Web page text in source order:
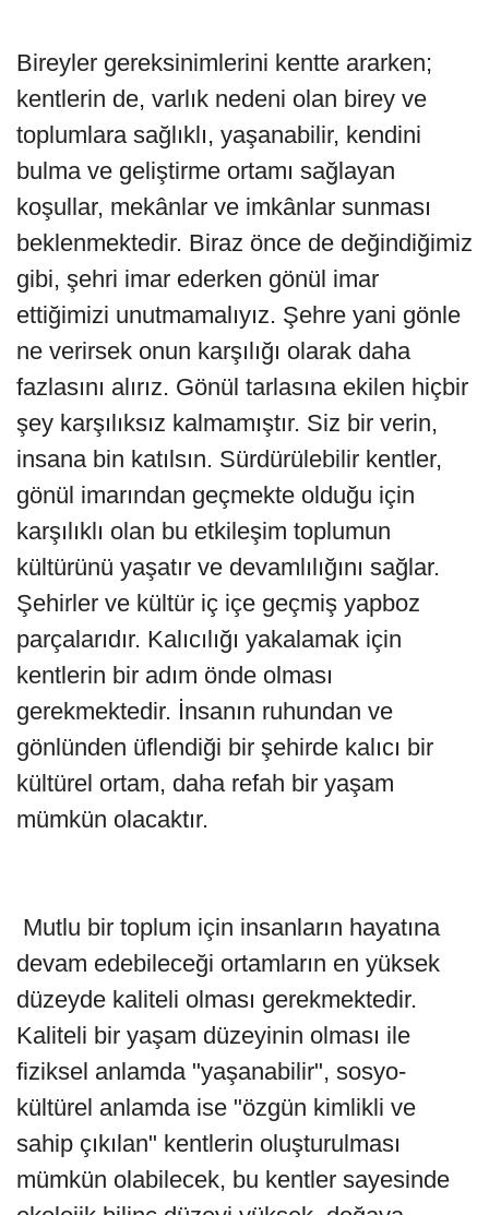
Bireyler gereksinimlerini kentte ararken;
kentlerin de, varlık nedeni olan birey ve
toplumlara sağlıklı, yaşanabilir, kendini
bulma ve geliştirme ortamı sağlayan
koşullar, mekânlar ve imkânlar sunması
beklenmektedir. Biraz önce de değindiğimiz
gibi, şehri imar ederken gönül imar
ettiğimizi unutmamalıyız. Şehre yani gönle
ne verirsek onun karşılığı olarak daha
fazlasını alırız. Gönül tarlasına ekilen hiçbir
şey karşılıksız kalmamıştır. Siz bir verin,
insana bin katılsın. Sürdürülebilir kentler,
gönül imarından geçmekte olduğu için
karşılıklı olan bu etkileşim toplumun
kültürünü yaşatır ve devamlılığını sağlar.
Şehirler ve kültür iç içe geçmiş yapboz
parçalarıdır. Kalıcılığı yakalamak için
kentlerin bir adım önde olması
gerekmektedir. İnsanın ruhundan ve
gönlünden üflendiği bir şehirde kalıcı bir
kültürel ortam, daha refah bir yaşam
mümkün olacaktır.
Mutlu bir toplum için insanların hayatına
devam edebileceği ortamların en yüksek
düzeyde kaliteli olması gerekmektedir.
Kaliteli bir yaşam düzeyinin olması ile
fiziksel anlamda "yaşanabilir", sosyo-
kültürel anlamda ise "özgün kimlikli ve
sahip çıkılan" kentlerin oluşturulması
mümkün olabilecek, bu kentler sayesinde